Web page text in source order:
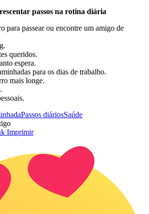
passos na rotina diária
para passear ou encontre um amigo de
queridos.
espera.
para os dias de trabalho.
mais longe.
Passos diáriosSaúde
Imprimir